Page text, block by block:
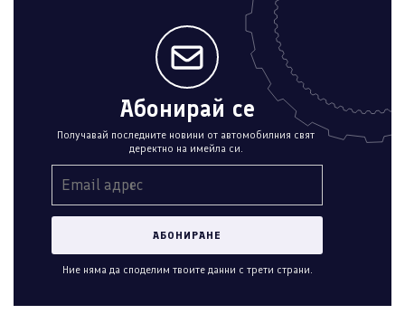
Абонирай се
Получавай последните новини от автомобилния свят
деректно на имейла си.
Ние няма да споделим твоите данни с трети страни.